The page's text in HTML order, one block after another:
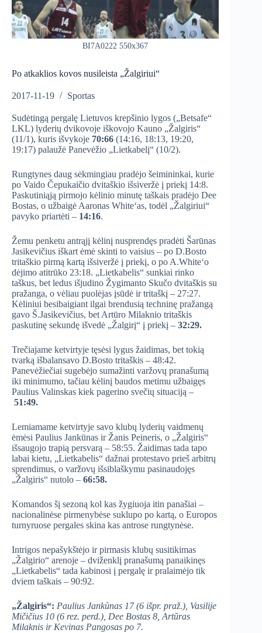
BI7A0222 550x367
Po atkaklios kovos nusileista „Žalgiriui“
2017-11-19 Sportas
Sudėtingą pergalę Lietuvos krepšinio lygos („Betsafe“
LKL) lyderių dvikovoje iškovojo Kauno „Žalgiris“
(11/1), kuris išvykoje 70:66 (14:16, 18:13, 19:20,
19:17) palaužė Panevėžio „Lietkabelį“ (10/2).
Rungtynes daug sėkmingiau pradėjo šeimininkai, kurie
po Vaido Čepukaičio dvitaškio išsiveržė į priekį 14:8.
Paskutiniąją pirmojo kėlinio minutę taškais pradėjo Dee
Bostas, o užbaigė Aaronas White‘as, todėl „Žalgiriui“
pavyko priartėti – 14:16.
Žemu penketu antrąjį kėlinį nusprendęs pradėti Šarūnas
Jasikevičius iškart ėmė skinti to vaisius – po D.Bosto
tritaškio pirmą kartą išsiveržė į priekį, o po A.White‘o
dėjimo atitrūko 23:18. „Lietkabelis“ sunkiai rinko
taškus, bet ledus išjudino Žygimanto Skučo dvitaškis su
pražanga, o vėliau puolėjas įsūdė ir tritaškį – 27:27.
Kėliniui besibaigiant ilgai brendusią techninę pražangą
gavo Š.Jasikevičius, bet Artūro Milaknio tritaškis
paskutinę sekundę išvedė „Žalgirį“ į priekį – 32:29.
Trečiajame ketvirtyje tęsėsi lygus žaidimas, bet tokią
tvarką išbalansavo D.Bosto tritaškis – 48:42.
Panevėžiečiai sugebėjo sumažinti varžovų pranašumą
iki minimumo, tačiau kėlinį baudos metimu užbaigęs
Paulius Valinskas kiek pagerino svečių situaciją –
51:49.
Lemiamame ketvirtyje savo klubų lyderių vaidmenų
ėmėsi Paulius Jankūnas ir Žanis Peineris, o „Žalgiris“
išsaugojo trapią persvarą – 58:55. Žaidimas tada tapo
labai kietu, „Lietkabelis“ dažnai protestavo prieš arbitrų
sprendimus, o varžovų išsiblaškymu pasinaudojęs
„Žalgiris“ nutolo – 66:58.
Komandos šį sezoną kol kas žygiuoja itin panašiai –
nacionalinėse pirmenybėse suklupo po kartą, o Europos
turnyruose pergales skina kas antrose rungtynėse.
Intrigos nepašykštėjo ir pirmasis klubų susitikimas
„Žalgirio“ arenoje – dviženklį pranašumą panaikinęs
„Lietkabelis“ tada kabinosi į pergalę ir pralaimėjo tik
dviem taškais – 90:92.
„Žalgiris“: Paulius Jankūnas 17 (6 išpr. praž.), Vasilije
Mičičius 10 (6 rez. perd.), Dee Bostas 8, Artūras
Milaknis ir Kevinas Pangosas po 7.